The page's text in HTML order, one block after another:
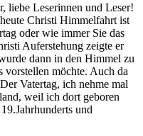
liebe Leserinnen und Leser!
Christi Himmelfahrt ist
oder wie immer Sie das
Auferstehung zeigte er
dann in den Himmel zu
vorstellen möchte. Auch da
Vatertag, ich nehme mal
weil ich dort geboren
und